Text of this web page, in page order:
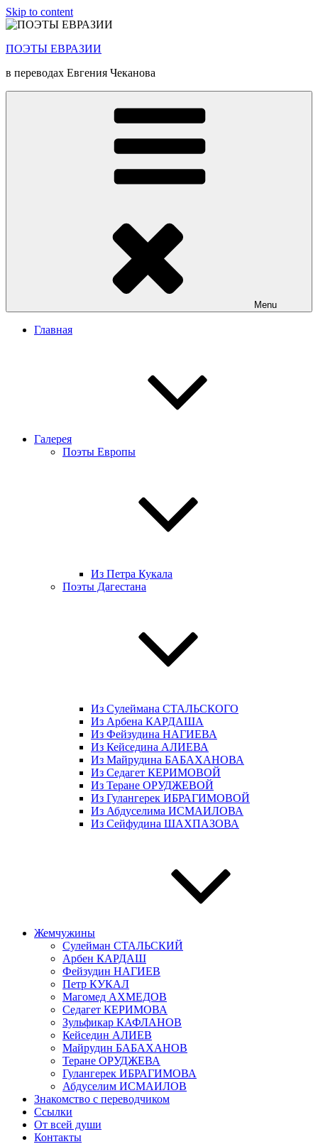
Skip to content
ПОЭТЫ ЕВРАЗИИ
в переводах Евгения Чеканова
Menu
Главная
Галерея
Поэты Европы
Из Петра Кукала
Поэты Дагестана
Из Сулеймана СТАЛЬСКОГО
Из Арбена КАРДАША
Из Фейзудина НАГИЕВА
Из Кейседина АЛИЕВА
Из Майрудина БАБАХАНОВА
Из Седагет КЕРИМОВОЙ
Из Теране ОРУДЖЕВОЙ
Из Гулангерек ИБРАГИМОВОЙ
Из Абдуселима ИСМАИЛОВА
Из Сейфудина ШАХПАЗОВА
Жемчужины
Сулейман СТАЛЬСКИЙ
Арбен КАРДАШ
Фейзудин НАГИЕВ
Петр КУКАЛ
Магомед АХМЕДОВ
Седагет КЕРИМОВА
Зульфикар КАФЛАНОВ
Кейседин АЛИЕВ
Майрудин БАБАХАНОВ
Теране ОРУДЖЕВА
Гулангерек ИБРАГИМОВА
Абдуселим ИСМАИЛОВ
Знакомство с переводчиком
Ссылки
От всей души
Контакты